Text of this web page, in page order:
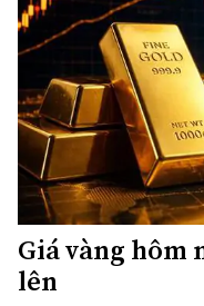
Giá vàng hôm
lên